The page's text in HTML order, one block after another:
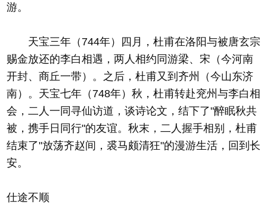
游。
天宝三年（744年）四月，杜甫在洛阳与被唐玄宗
赐金放还的李白相遇，两人相约同游梁、宋（今河南
开封、商丘一带）。之后，杜甫又到齐州（今山东济
南）。天宝七年（748年）秋，杜甫转赴兖州与李白相
会，二人一同寻仙访道，谈诗论文，结下了"醉眠秋共
被，携手日同行"的友谊。秋末，二人握手相别，杜甫
结束了"放荡齐赵间，裘马颇清狂"的漫游生活，回到长
安。
仕途不顺